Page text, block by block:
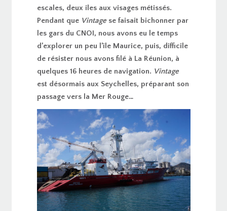
escales, deux iles aux visages métissés.
Pendant que Vintagese faisait bichonner par
les gars du CNOI, nous avons eu le temps
d’explorer un peu l’île Maurice, puis, difficile
de résister nous avons filé à La Réunion, à
quelques 16 heures de navigation. Vintage
est désormais aux Seychelles, préparant son
passage vers la Mer Rouge…